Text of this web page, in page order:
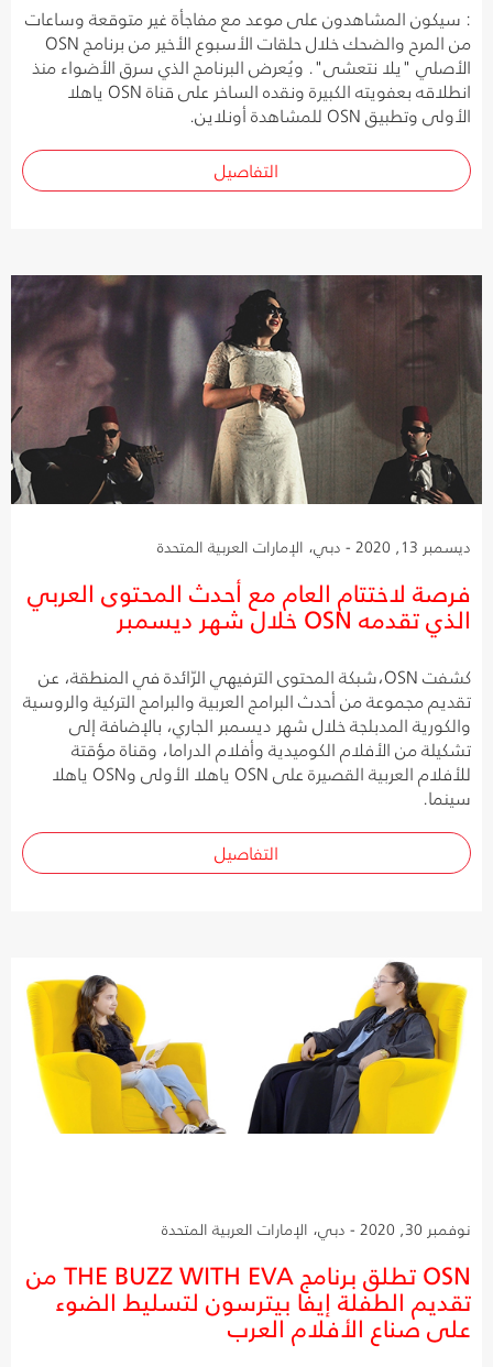
: سيكون المشاهدون على موعد مع مفاجأة غير متوقعة وساعات
من المرح والضحك خلال حلقات الأسبوع الأخير من برنامج OSN
الأصلي "يلا نتعشى". ويُعرض البرنامج الذي سرق الأضواء منذ
انطلاقه بعفويته الكبيرة ونقده الساخر على قناة OSN ياهلا
الأولى وتطبيق OSN للمشاهدة أونلاين.
التفاصيل
ديسمبر 13, 2020 - دبي، الإمارات العربية المتحدة
فرصة لاختتام العام مع أحدث المحتوى العربي
الذي تقدمه OSN خلال شهر ديسمبر
كشفت OSN،شبكة المحتوى الترفيهي الرّائدة في المنطقة، عن
تقديم مجموعة من أحدث البرامج العربية والبرامج التركية والروسية
والكورية المدبلجة خلال شهر ديسمبر الجاري، بالإضافة إلى
تشكيلة من الأفلام الكوميدية وأفلام الدراما، وقناة مؤقتة
للأفلام العربية القصيرة على OSN ياهلا الأولى وOSN ياهلا
سينما.
التفاصيل
نوفمبر 30, 2020 - دبي، الإمارات العربية المتحدة
OSN تطلق برنامج THE BUZZ WITH EVA من
تقديم الطفلة إيفا بيترسون لتسليط الضوء
على صناع الأفلام العرب